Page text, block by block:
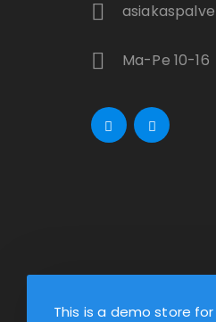
Ma-Pe 10-16
This is a demo store